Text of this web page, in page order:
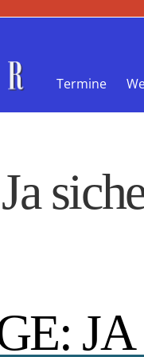
Termine
JA